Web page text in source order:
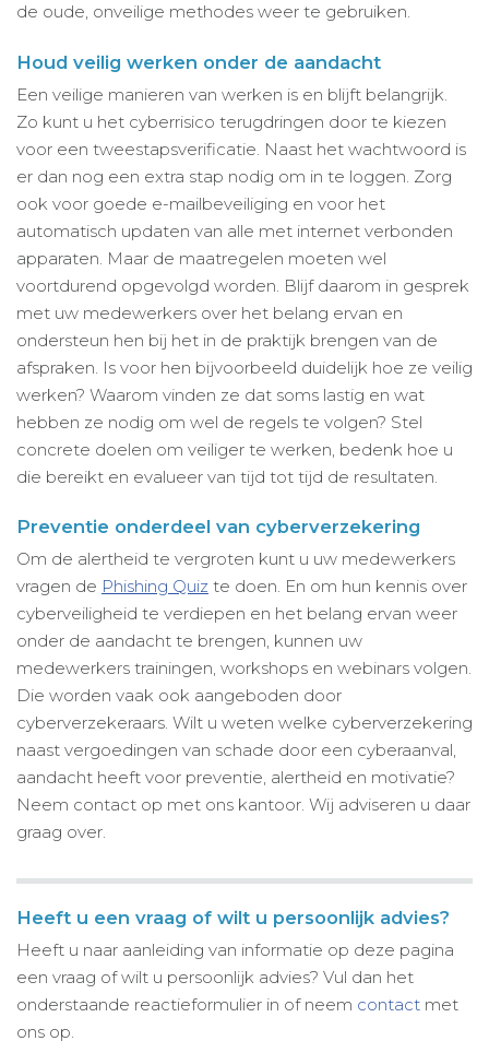
de oude, onveilige methodes weer te gebruiken.
Houd veilig werken onder de aandacht
Een veilige manieren van werken is en blijft belangrijk.
Zo kunt u het cyberrisico terugdringen door te kiezen
voor een tweestapsverificatie. Naast het wachtwoord is
er dan nog een extra stap nodig om in te loggen. Zorg
ook voor goede e-mailbeveiliging en voor het
automatisch updaten van alle met internet verbonden
apparaten. Maar de maatregelen moeten wel
voortdurend opgevolgd worden. Blijf daarom in gesprek
met uw medewerkers over het belang ervan en
ondersteun hen bij het in de praktijk brengen van de
afspraken. Is voor hen bijvoorbeeld duidelijk hoe ze veilig
werken? Waarom vinden ze dat soms lastig en wat
hebben ze nodig om wel de regels te volgen? Stel
concrete doelen om veiliger te werken, bedenk hoe u
die bereikt en evalueer van tijd tot tijd de resultaten.
Preventie onderdeel van cyberverzekering
Om de alertheid te vergroten kunt u uw medewerkers
vragen de Phishing Quiz te doen. En om hun kennis over
cyberveiligheid te verdiepen en het belang ervan weer
onder de aandacht te brengen, kunnen uw
medewerkers trainingen, workshops en webinars volgen.
Die worden vaak ook aangeboden door
cyberverzekeraars. Wilt u weten welke cyberverzekering
naast vergoedingen van schade door een cyberaanval,
aandacht heeft voor preventie, alertheid en motivatie?
Neem contact op met ons kantoor. Wij adviseren u daar
graag over.
Heeft u een vraag of wilt u persoonlijk advies?
Heeft u naar aanleiding van informatie op deze pagina
een vraag of wilt u persoonlijk advies? Vul dan het
onderstaande reactieformulier in of neem contact met
ons op.